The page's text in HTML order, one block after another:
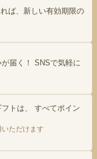
ば、新しい有効期限の
届く！ SNSで気軽に
トは、 すべてポイン
ただけます